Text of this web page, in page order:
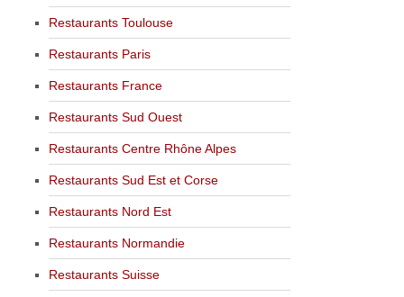
Restaurants Toulouse
Restaurants Paris
Restaurants France
Restaurants Sud Ouest
Restaurants Centre Rhône Alpes
Restaurants Sud Est et Corse
Restaurants Nord Est
Restaurants Normandie
Restaurants Suisse